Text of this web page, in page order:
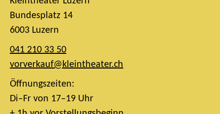
Bundesplatz 14
6003 Luzern
041 210 33 50
vorverkauf@kleintheater.ch
Öffnungszeiten:
Di–Fr von 17–19 Uhr